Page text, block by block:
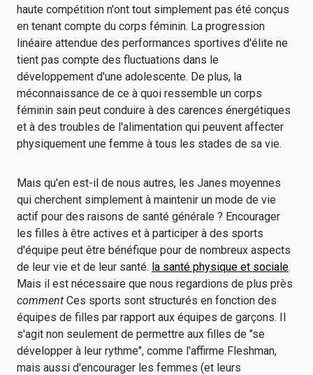
haute compétition n'ont tout simplement pas été conçus
en tenant compte du corps féminin. La progression
linéaire attendue des performances sportives d'élite ne
tient pas compte des fluctuations dans le
développement d'une adolescente. De plus, la
méconnaissance de ce à quoi ressemble un corps
féminin sain peut conduire à des carences énergétiques
et à des troubles de l'alimentation qui peuvent affecter
physiquement une femme à tous les stades de sa vie.
Mais qu'en est-il de nous autres, les Janes moyennes
qui cherchent simplement à maintenir un mode de vie
actif pour des raisons de santé générale ? Encourager
les filles à être actives et à participer à des sports
d'équipe peut être bénéfique pour de nombreux aspects
de leur vie et de leur santé. la santé physique et sociale.
Mais il est nécessaire que nous regardions de plus près
comment Ces sports sont structurés en fonction des
équipes de filles par rapport aux équipes de garçons. Il
s'agit non seulement de permettre aux filles de "se
développer à leur rythme", comme l'affirme Fleshman,
mais aussi d'encourager les femmes (et leurs